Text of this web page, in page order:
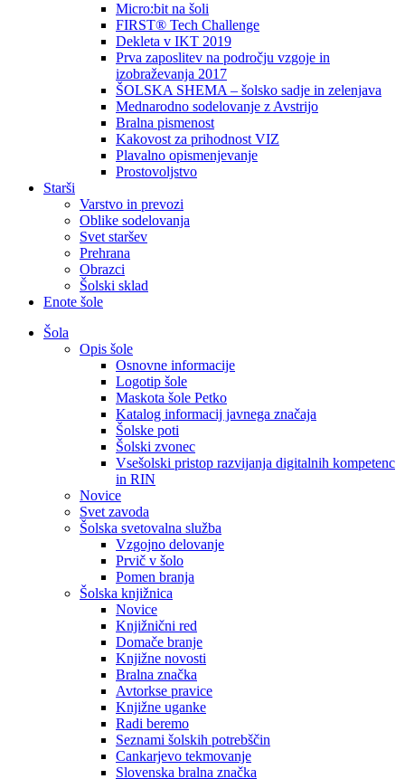
Micro:bit na šoli
FIRST® Tech Challenge
Dekleta v IKT 2019
Prva zaposlitev na področju vzgoje in
izobraževanja 2017
ŠOLSKA SHEMA – šolsko sadje in zelenjava
Mednarodno sodelovanje z Avstrijo
Bralna pismenost
Kakovost za prihodnost VIZ
Plavalno opismenjevanje
Prostovoljstvo
Starši
Varstvo in prevozi
Oblike sodelovanja
Svet staršev
Prehrana
Obrazci
Šolski sklad
Enote šole
Šola
Opis šole
Osnovne informacije
Logotip šole
Maskota šole Petko
Katalog informacij javnega značaja
Šolske poti
Šolski zvonec
Vsešolski pristop razvijanja digitalnih kompetenc
in RIN
Novice
Svet zavoda
Šolska svetovalna služba
Vzgojno delovanje
Prvič v šolo
Pomen branja
Šolska knjižnica
Novice
Knjižnični red
Domače branje
Knjižne novosti
Bralna značka
Avtorkse pravice
Knjižne uganke
Radi beremo
Seznami šolskih potrebščin
Cankarjevo tekmovanje
Slovenska bralna značka